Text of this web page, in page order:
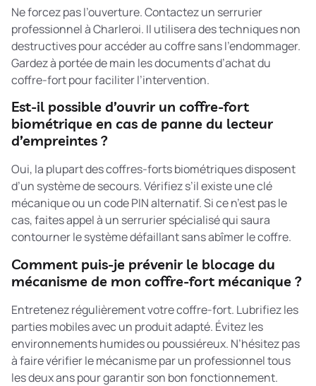
Ne forcez pas l’ouverture. Contactez un serrurier
professionnel à Charleroi. Il utilisera des techniques non
destructives pour accéder au coffre sans l’endommager.
Gardez à portée de main les documents d’achat du
coffre-fort pour faciliter l’intervention.
Est-il possible d’ouvrir un coffre-fort
biométrique en cas de panne du lecteur
d’empreintes ?
Oui, la plupart des coffres-forts biométriques disposent
d’un système de secours. Vérifiez s’il existe une clé
mécanique ou un code PIN alternatif. Si ce n’est pas le
cas, faites appel à un serrurier spécialisé qui saura
contourner le système défaillant sans abîmer le coffre.
Comment puis-je prévenir le blocage du
mécanisme de mon coffre-fort mécanique ?
Entretenez régulièrement votre coffre-fort. Lubrifiez les
parties mobiles avec un produit adapté. Évitez les
environnements humides ou poussiéreux. N’hésitez pas
à faire vérifier le mécanisme par un professionnel tous
les deux ans pour garantir son bon fonctionnement.